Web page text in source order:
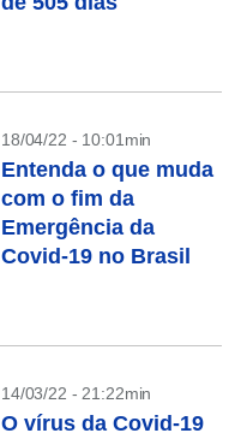
18/04/22 - 10:01min
Entenda o que muda
com o fim da
Emergência da
Covid-19 no Brasil
14/03/22 - 21:22min
O vírus da Covid-19